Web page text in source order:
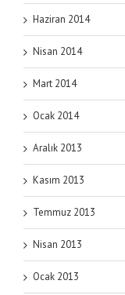
Haziran 2014
Nisan 2014
Mart 2014
Ocak 2014
Aralık 2013
Kasım 2013
Temmuz 2013
Nisan 2013
Ocak 2013